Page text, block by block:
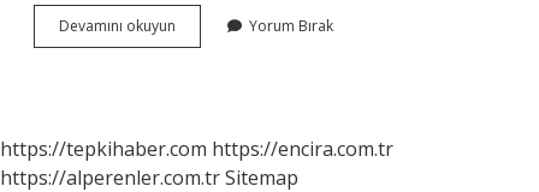
Devamını okuyun
Ve
Olur
Yorum Bırak
https://tepkihaber.com https://encira.com.tr
https://alperenler.com.trSitemap